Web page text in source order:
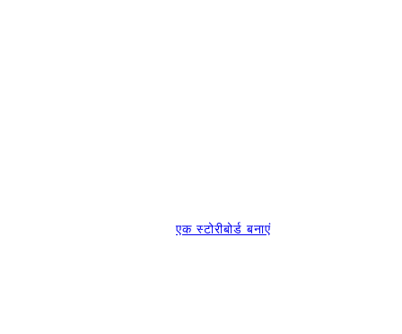
एक स्टोरीबोर्ड बनाएं